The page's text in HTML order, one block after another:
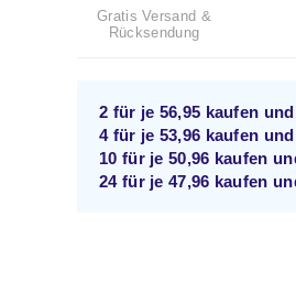
Gratis Versand &
Rücksendung
2 für je 56,95 kaufen und
4 für je 53,96 kaufen und
10 für je 50,96 kaufen
24 für je 47,96 kaufen